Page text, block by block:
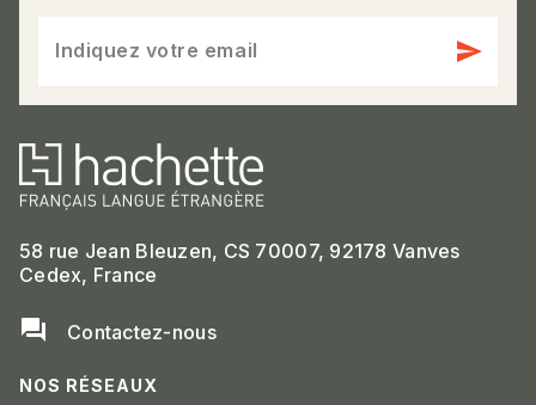
Indiquez votre email send
58 rue Jean Bleuzen, CS 70007, 92178 Vanves
Cedex, France
question_answer Contactez-nous
NOS RÉSEAUX